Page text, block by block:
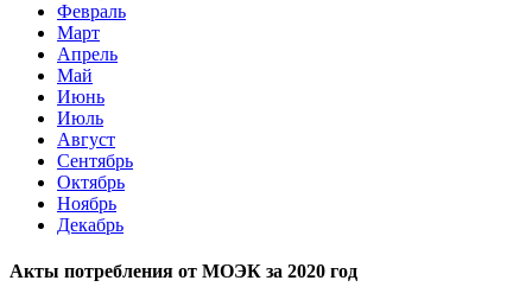
Февраль
Март
Апрель
Май
Июнь
Июль
Август
Сентябрь
Октябрь
Ноябрь
Декабрь
Акты потребления от МОЭК за 2020 год